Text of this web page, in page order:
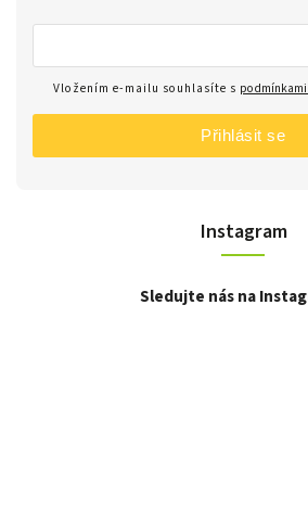
Instagram
Sledujte nás na
Vložením e-mailu souhlasíte s
Přihlásit se